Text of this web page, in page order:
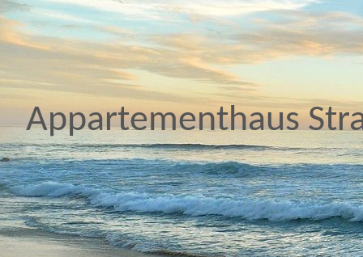
Zum
Inhalt
Appartementhaus